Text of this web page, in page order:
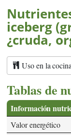
iceberg
¿cruda,
Uso en la cocina
Tablas de
Información
Valor energético